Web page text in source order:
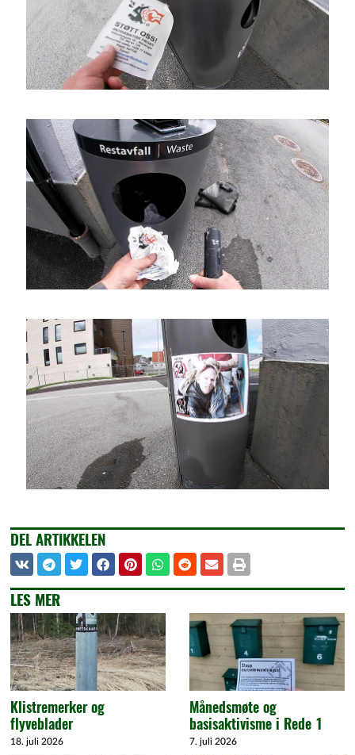
LES MER
Klistremerker og
flyveblader
18. juli 2026
Månedsmøte og
basisaktivisme i Rede 1
7. juli 2026
DEL ARTIKKELEN